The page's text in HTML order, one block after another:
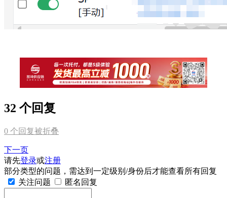
32 个回复
0 个回复被折叠
下一页
请先登录或注册
部分类型的问题，需达到一定级别/身份后才能查看所有回复
关注问题
匿名回复